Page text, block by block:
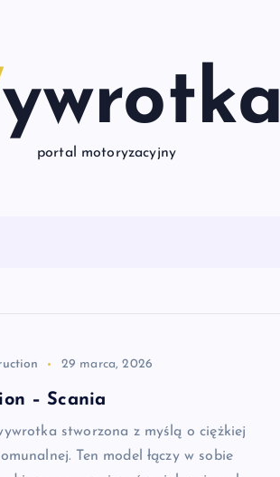
Wywrotka
portal motoryzacyjny
29 marca, 2026
– Scania
stworzona z myślą o ciężkiej
Ten model łączy w sobie